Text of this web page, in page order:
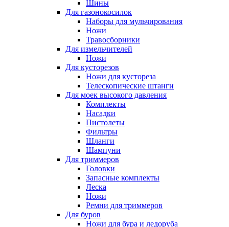
Шины
Для газонокосилок
Наборы для мульчирования
Ножи
Травосборники
Для измельчителей
Ножи
Для кусторезов
Ножи для кустореза
Телескопические штанги
Для моек высокого давления
Комплекты
Насадки
Пистолеты
Фильтры
Шланги
Шампуни
Для триммеров
Головки
Запасные комплекты
Леска
Ножи
Ремни для триммеров
Для буров
Ножи для бура и ледоруба